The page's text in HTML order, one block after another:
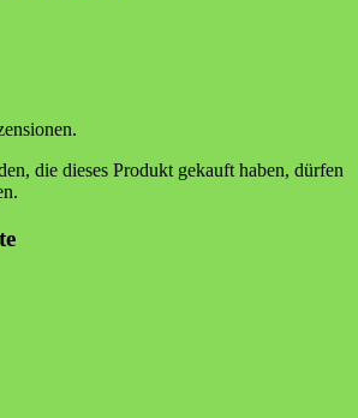
die dieses Produkt gekauft haben, dürfen